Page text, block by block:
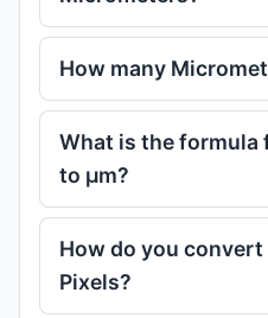
How many
What is the formula
to μm?
How do you
Pixels?